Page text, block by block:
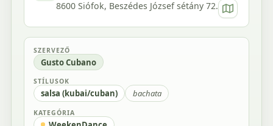
8600 Siófok, Beszédes József sétány 72.
SZERVEZŐ
Gusto Cubano
STÍLUSOK
salsa (kubai/cuban) bachata
KATEGÓRIA